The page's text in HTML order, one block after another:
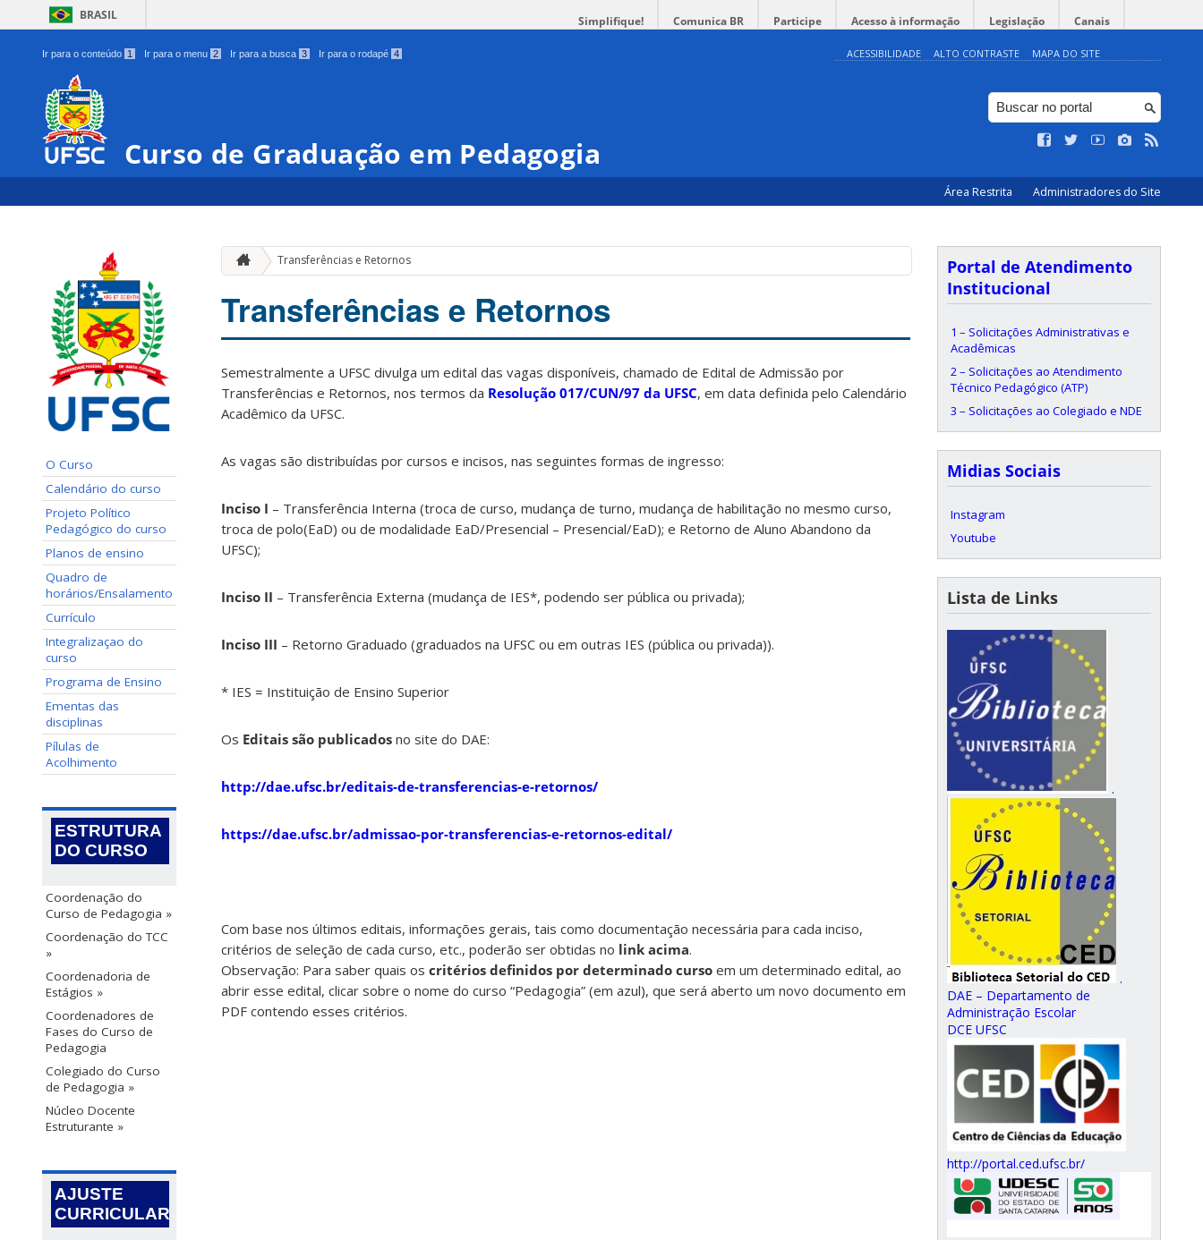
BRASIL Simplifique! Comunica BR Participe Acesso à informação Legislação Canais
Ir para o conteúdo 1 Ir para o menu 2 Ir para a busca 3 Ir para o rodapé 4 ACESSIBILIDADE ALTO CONTRASTE MAPA DO SITE
Curso de Graduação em Pedagogia
Área Restrita Administradores do Site
O Curso
Calendário do curso
Projeto Político
Pedagógico do curso
Planos de ensino
Quadro de
horários/Ensalamento
Currículo
Integralizaçao do
curso
Programa de Ensino
Ementas das
disciplinas
Pílulas de
Acolhimento
ESTRUTURA
DO CURSO
Coordenação do
Curso de Pedagogia »
Coordenação do TCC
»
Coordenadoria de
Estágios »
Coordenadores de
Fases do Curso de
Pedagogia
Colegiado do Curso
de Pedagogia »
Núcleo Docente
Estruturante »
AJUSTE
CURRICULAR
Transferências e Retornos
Transferências e Retornos
Semestralmente a UFSC divulga um edital das vagas disponíveis, chamado de Edital de Admissão por
Transferências e Retornos, nos termos da Resolução 017/CUN/97 da UFSC, em data definida pelo Calendário
Acadêmico da UFSC.
As vagas são distribuídas por cursos e incisos, nas seguintes formas de ingresso:
Inciso I – Transferência Interna (troca de curso, mudança de turno, mudança de habilitação no mesmo curso,
troca de polo(EaD) ou de modalidade EaD/Presencial – Presencial/EaD); e Retorno de Aluno Abandono da
UFSC);
Inciso II – Transferência Externa (mudança de IES*, podendo ser pública ou privada);
Inciso III – Retorno Graduado (graduados na UFSC ou em outras IES (pública ou privada)).
* IES = Instituição de Ensino Superior
Os Editais são publicados no site do DAE:
http://dae.ufsc.br/editais-de-transferencias-e-retornos/
https://dae.ufsc.br/admissao-por-transferencias-e-retornos-edital/
Com base nos últimos editais, informações gerais, tais como documentação necessária para cada inciso,
critérios de seleção de cada curso, etc., poderão ser obtidas no link acima.
Observação: Para saber quais os critérios definidos por determinado curso em um determinado edital, ao
abrir esse edital, clicar sobre o nome do curso “Pedagogia” (em azul), que será aberto um novo documento em
PDF contendo esses critérios.
Portal de Atendimento
Institucional
1 – Solicitações Administrativas e
Acadêmicas
2 – Solicitações ao Atendimento
Técnico Pedagógico (ATP)
3 – Solicitações ao Colegiado e NDE
Midias Sociais
Instagram
Youtube
Lista de Links
.
.
DAE – Departamento de
Administração Escolar
DCE UFSC
http://portal.ced.ufsc.br/